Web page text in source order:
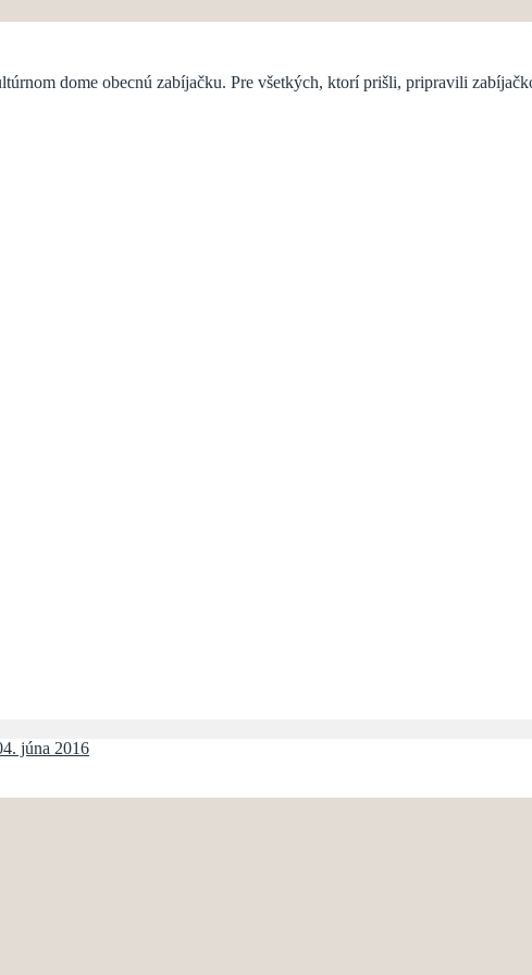
nám ich. Zaujímavé nápady budeme zverejňovať.
dome obecnú zabíjačku. Pre všetkých, ktorí prišli, pripravili
júna 2016